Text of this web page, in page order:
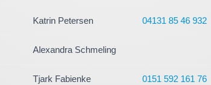
Katrin Petersen 04131 85 46 932
Alexandra Schmeling
Tjark Fabienke 0151 592 161 76